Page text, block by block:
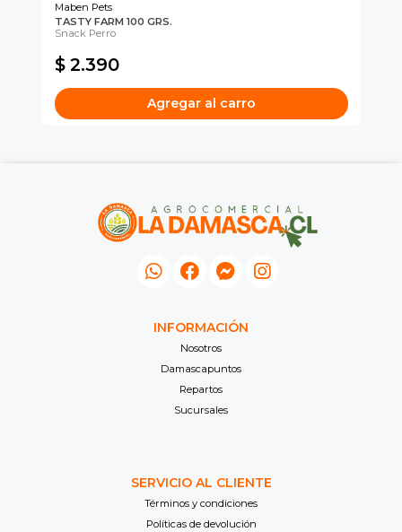
Maben Pets
TASTY FARM 100 GRS.
Snack Perro
$ 2.390
Agregar al carro
INFORMACIÓN
Nosotros
Damascapuntos
Repartos
Sucursales
SERVICIO AL CLIENTE
Términos y condiciones
Políticas de devolución